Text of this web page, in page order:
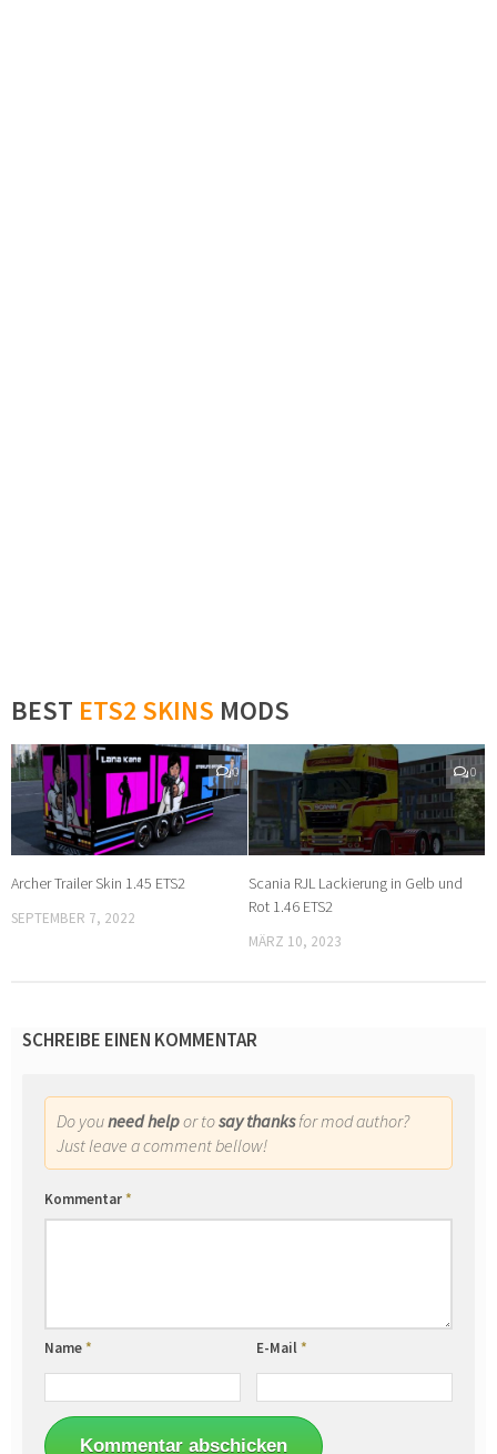
BEST ETS2 SKINS MODS
0
Archer Trailer Skin 1.45 ETS2
SEPTEMBER 7, 2022
0
Scania RJL Lackierung in Gelb und
Rot 1.46 ETS2
MÄRZ 10, 2023
SCHREIBE EINEN KOMMENTAR
Do youneed helpor tosay thanksfor mod author?
Just leave a comment bellow!
Kommentar*
Name* E-Mail*